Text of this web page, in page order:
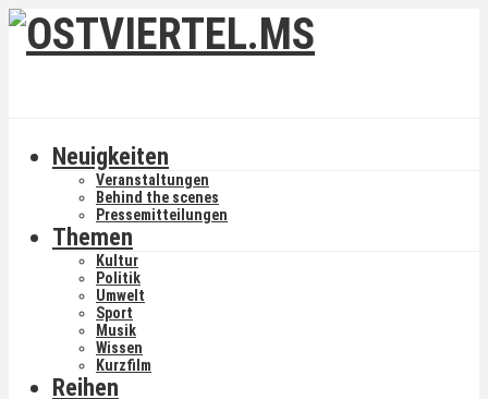
Neuigkeiten
Veranstaltungen
Behind the scenes
Pressemitteilungen
Themen
Kultur
Politik
Umwelt
Sport
Musik
Wissen
Kurzfilm
Reihen